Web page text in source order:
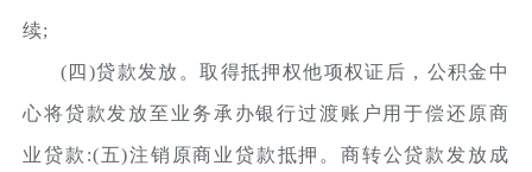
续;
(四)贷款发放。取得抵押权他项权证后，公积金中
心将贷款发放至业务承办银行过渡账户用于偿还原商
业贷款:(五)注销原商业贷款抵押。商转公贷款发放成